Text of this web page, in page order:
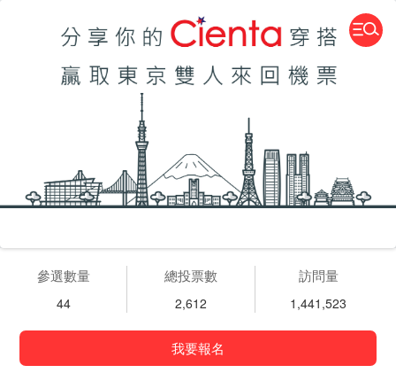
參選數量
44
總投票數
2,612
訪問量
1,441,523
我要報名